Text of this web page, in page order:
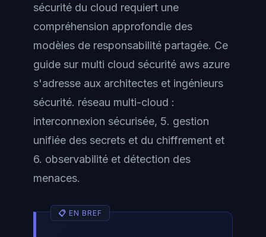
sécurité du cloud requiert une
compréhension approfondie des
modèles de responsabilité partagée. Ce
guide sur multi cloud sécurité aws azure
s'adresse aux architectes et ingénieurs
sécurité. réseau multi-cloud :
interconnexion sécurisée, 5. gestion
unifiée des secrets et du chiffrement et
6. observabilité et détection des
menaces.